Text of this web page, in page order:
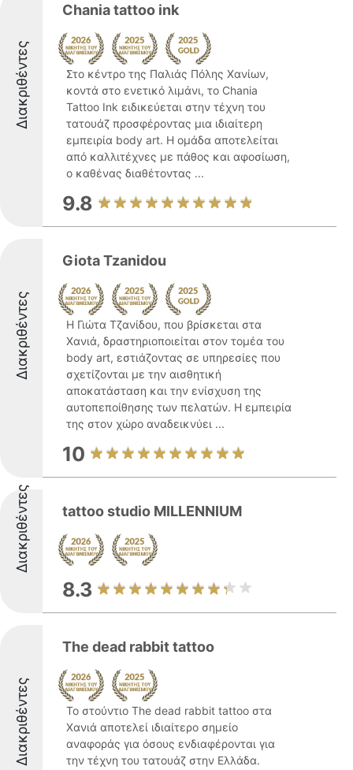
Διακριθέντες
Chania tattoo ink
Στο κέντρο της Παλιάς Πόλης Χανίων,
κοντά στο ενετικό λιμάνι, το Chania
Tattoo Ink ειδικεύεται στην τέχνη του
τατουάζ προσφέροντας μια ιδιαίτερη
εμπειρία body art. Η ομάδα αποτελείται
από καλλιτέχνες με πάθος και αφοσίωση,
ο καθένας διαθέτοντας ...
9.8
Διακριθέντες
Giota Tzanidou
Η Γιώτα Τζανίδου, που βρίσκεται στα
Χανιά, δραστηριοποιείται στον τομέα του
body art, εστιάζοντας σε υπηρεσίες που
σχετίζονται με την αισθητική
αποκατάσταση και την ενίσχυση της
αυτοπεποίθησης των πελατών. Η εμπειρία
της στον χώρο αναδεικνύει ...
10
Διακριθέντες tattoo studio MILLENNIUM
8.3
Διακριθέντες
The dead rabbit tattoo
Το στούντιο The dead rabbit tattoo στα
Χανιά αποτελεί ιδιαίτερο σημείο
αναφοράς για όσους ενδιαφέρονται για
την τέχνη του τατουάζ στην Ελλάδα.